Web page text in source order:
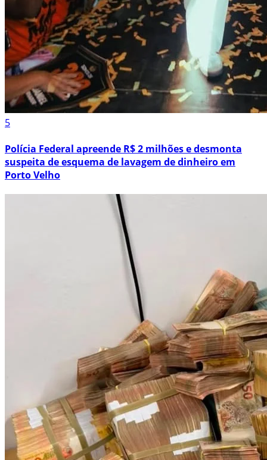
5
Polícia Federal apreende R$ 2 milhões e desmonta
suspeita de esquema de lavagem de dinheiro em
Porto Velho